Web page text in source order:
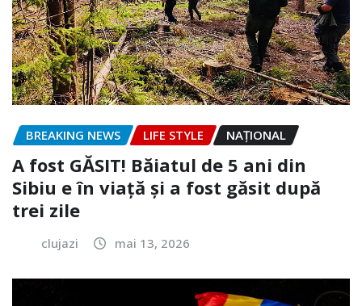
BREAKING NEWS LIFE STYLE NAŢIONAL
A fost GĂSIT! Băiatul de 5 ani din
Sibiu e în viață și a fost găsit după
trei zile
clujazi mai 13, 2026